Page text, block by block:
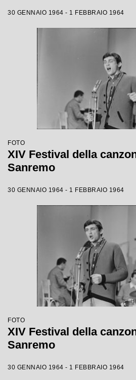
30 GENNAIO 1964 - 1 FEBBRAIO 1964
FOTO
XIV Festival della
Sanremo
30 GENNAIO 1964 - 1 FEBBRAIO 1964
FOTO
XIV Festival della
Sanremo
30 GENNAIO 1964 - 1 FEBBRAIO 1964